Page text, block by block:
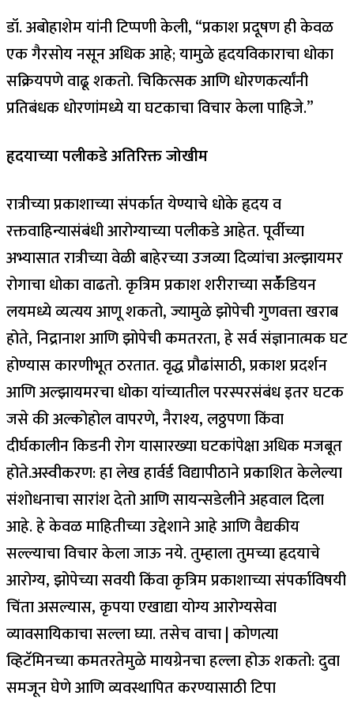
डॉ. अबोहाशेम यांनी टिप्पणी केली, “प्रकाश प्रदूषण ही केवळ
एक गैरसोय नसून अधिक आहे; यामुळे हृदयविकाराचा धोका
सक्रियपणे वाढू शकतो. चिकित्सक आणि धोरणकर्त्यांनी
प्रतिबंधक धोरणांमध्ये या घटकाचा विचार केला पाहिजे.”
हृदयाच्या पलीकडे अतिरिक्त जोखीम
रात्रीच्या प्रकाशाच्या संपर्कात येण्याचे धोके हृदय व
रक्तवाहिन्यासंबंधी आरोग्याच्या पलीकडे आहेत. पूर्वीच्या
अभ्यासात रात्रीच्या वेळी बाहेरच्या उजव्या दिव्यांचा अल्झायमर
रोगाचा धोका वाढतो. कृत्रिम प्रकाश शरीराच्या सर्कॅडियन
लयमध्ये व्यत्यय आणू शकतो, ज्यामुळे झोपेची गुणवत्ता खराब
होते, निद्रानाश आणि झोपेची कमतरता, हे सर्व संज्ञानात्मक घट
होण्यास कारणीभूत ठरतात. वृद्ध प्रौढांसाठी, प्रकाश प्रदर्शन
आणि अल्झायमरचा धोका यांच्यातील परस्परसंबंध इतर घटक
जसे की अल्कोहोल वापरणे, नैराश्य, लठ्ठपणा किंवा
दीर्घकालीन किडनी रोग यासारख्या घटकांपेक्षा अधिक मजबूत
होते.अस्वीकरण: हा लेख हार्वर्ड विद्यापीठाने प्रकाशित केलेल्या
संशोधनाचा सारांश देतो आणि सायन्सडेलीने अहवाल दिला
आहे. हे केवळ माहितीच्या उद्देशाने आहे आणि वैद्यकीय
सल्ल्याचा विचार केला जाऊ नये. तुम्हाला तुमच्या हृदयाचे
आरोग्य, झोपेच्या सवयी किंवा कृत्रिम प्रकाशाच्या संपर्काविषयी
चिंता असल्यास, कृपया एखाद्या योग्य आरोग्यसेवा
व्यावसायिकाचा सल्ला घ्या.तसेच वाचा |कोणत्या
व्हिटॅमिनच्या कमतरतेमुळे मायग्रेनचा हल्ला होऊ शकतो: दुवा
समजून घेणे आणि व्यवस्थापित करण्यासाठी टिपा